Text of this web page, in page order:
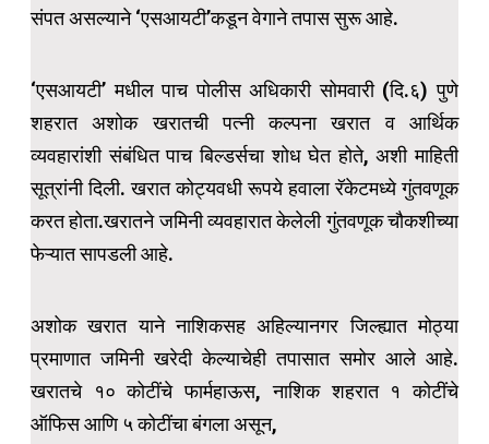
संपत असल्याने ‘एसआयटी’कडून वेगाने तपास सुरू आहे.
‘एसआयटी’ मधील पाच पोलीस अधिकारी सोमवारी (दि.६) पुणे
शहरात अशोक खरातची पत्नी कल्पना खरात व आर्थिक
व्यवहारांशी संबंधित पाच बिल्डर्सचा शोध घेत होते, अशी माहिती
सूत्रांनी दिली. खरात कोट्यवधी रूपये हवाला रॅकेटमध्ये गुंतवणूक
करत होता.खरातने जमिनी व्यवहारात केलेली गुंतवणूक चौकशीच्या
फेऱ्यात सापडली आहे.
अशोक खरात याने नाशिकसह अहिल्यानगर जिल्ह्यात मोठ्या
प्रमाणात जमिनी खरेदी केल्याचेही तपासात समोर आले आहे.
खरातचे १० कोटींचे फार्महाऊस, नाशिक शहरात १ कोटींचे
ऑफिस आणि ५ कोटींचा बंगला असून,